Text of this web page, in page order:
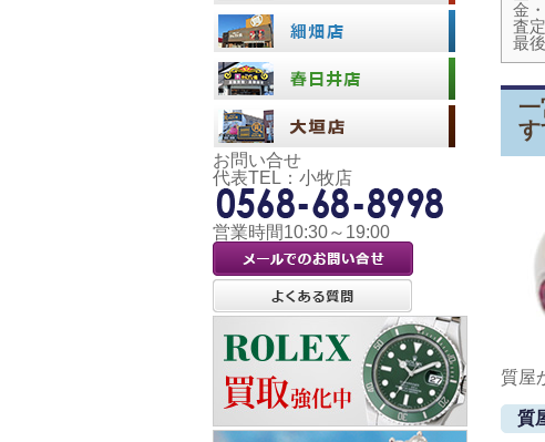
金
査
最
す
質屋
質
お問い合せ
代表TEL：小牧店
営業時間10:30～19:00